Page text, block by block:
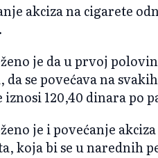
akciza na cigarete
je da u prvoj
da se povećava na
iznosi 120,40 dinara po
je i povećanje
koja bi se u narednih